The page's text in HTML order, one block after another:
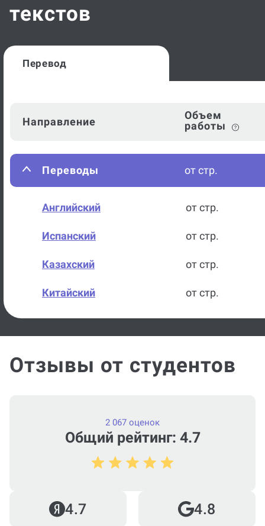
текстов
Перевод
Направление
Объем
работы
Переводы от стр.
Английский от стр.
Испанский от стр.
Казахский от стр.
Китайский от стр.
Немецкий от стр.
Отзывы от студентов
Общий рейтинг: 4.7
2 067 оценок
4.7 4.8